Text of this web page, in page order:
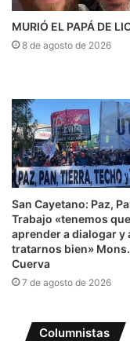
MURIÓ EL PAPÁ DE
8 de agosto de 2026
San Cayetano: Paz,
Trabajo «tenemos que
aprender a dialogar y
tratarnos bien»
Cuerva
7 de agosto de 2026
Columnistas